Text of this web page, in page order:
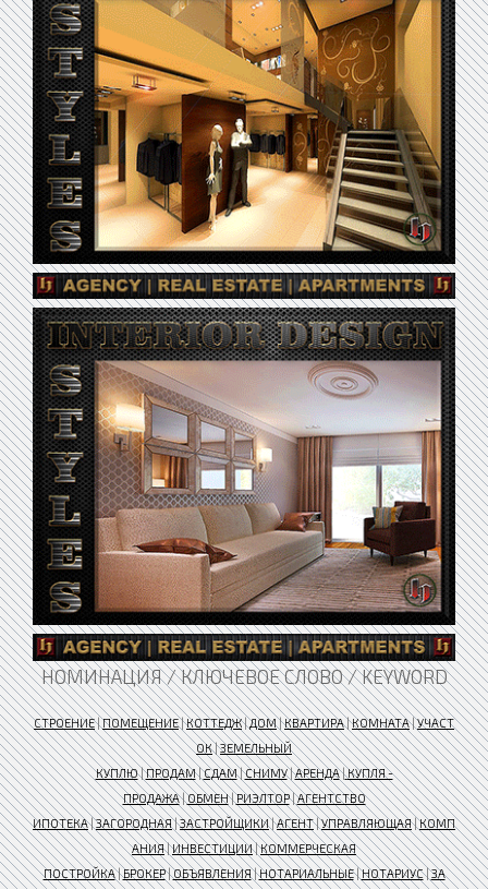
НОМИНАЦИЯ / КЛЮЧЕВОЕ СЛОВО / KEYWORD
СТРОЕНИЕ|ПОМЕЩЕНИЕ|КОТТЕДЖ|ДОМ|КВАРТИРА|КОМНАТА|УЧАСТ
ОК|ЗЕМЕЛЬНЫЙ
КУПЛЮ|ПРОДАМ|СДАМ|СНИМУ|АРЕНДА|КУПЛЯ -
ПРОДАЖА|ОБМЕН|РИЭЛТОР|АГЕНТСТВО
ИПОТЕКА|ЗАГОРОДНАЯ|ЗАСТРОЙЩИКИ|АГЕНТ|УПРАВЛЯЮЩАЯ|КОМП
АНИЯ|ИНВЕСТИЦИИ|КОММЕРЧЕСКАЯ
ПОСТРОЙКА|БРОКЕР|ОБЪЯВЛЕНИЯ|НОТАРИАЛЬНЫЕ|НОТАРИУС|ЗА